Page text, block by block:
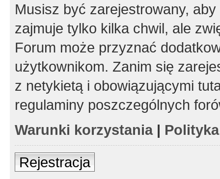
Musisz być zarejestrowany,
zajmuje tylko kilka chwil, ale
Forum może przyznać
użytkownikom. Zanim się
z netykietą i obowiązującymi
regulaminy poszczególnych
Warunki korzystania|
Rejestracja